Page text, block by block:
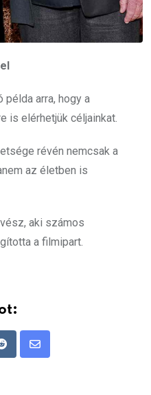
példa arra, hogy a
is elérhetjük céljainkat.
révén nemcsak a
az életben is
aki számos
a filmipart.
RedditShare